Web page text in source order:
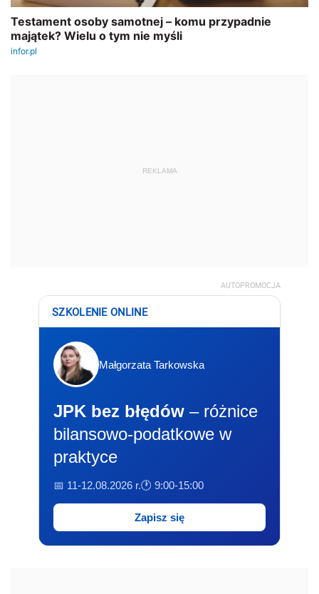
REKLAMA
AUTOPROMOCJA
SZKOLENIE ONLINE
Małgorzata Tarkowska
JPK bez błędów – różnice
bilansowo-podatkowe w
praktyce
📅 11-12.08.2026 r.🕐 9:00-15:00
Zapisz się